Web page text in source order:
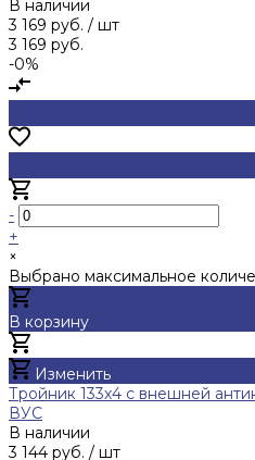
В наличии
3 169 руб. / шт
3 169 руб.
-0%
-
+
×
Выбрано максимальное
В корзину
Изменить
Тройник 133х4 с внешней
ВУС
В наличии
3 144 руб. / шт